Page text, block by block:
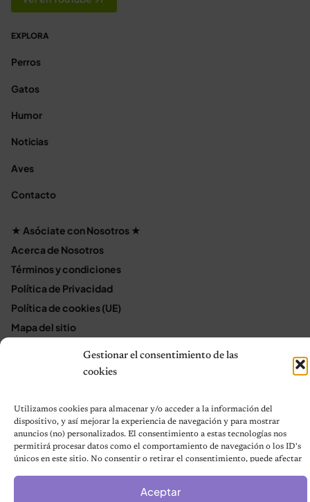
Gestionar el consentimiento de las
cookies
Utilizamos cookies para almacenar y/o acceder a la información del
dispositivo, y así mejorar la experiencia de navegación y para mostrar
anuncios (no) personalizados. El consentimiento a estas tecnologías nos
permitirá procesar datos como el comportamiento de navegación o los ID's
únicos en este sitio. No consentir o retirar el consentimiento, puede afectar
Aceptar
EXPLORA
Perros
Gatos
Humor
Noticias
Aves
Contacto
★ Asóciate con Nosotros ★
Acerca de Nosotros
Términos y condiciones
Política de Privacidad
Política de cookies (UE)
Mapa del sitio
Terms and Conditions
© 2026 Notas de Mascotas
Política de privacidad